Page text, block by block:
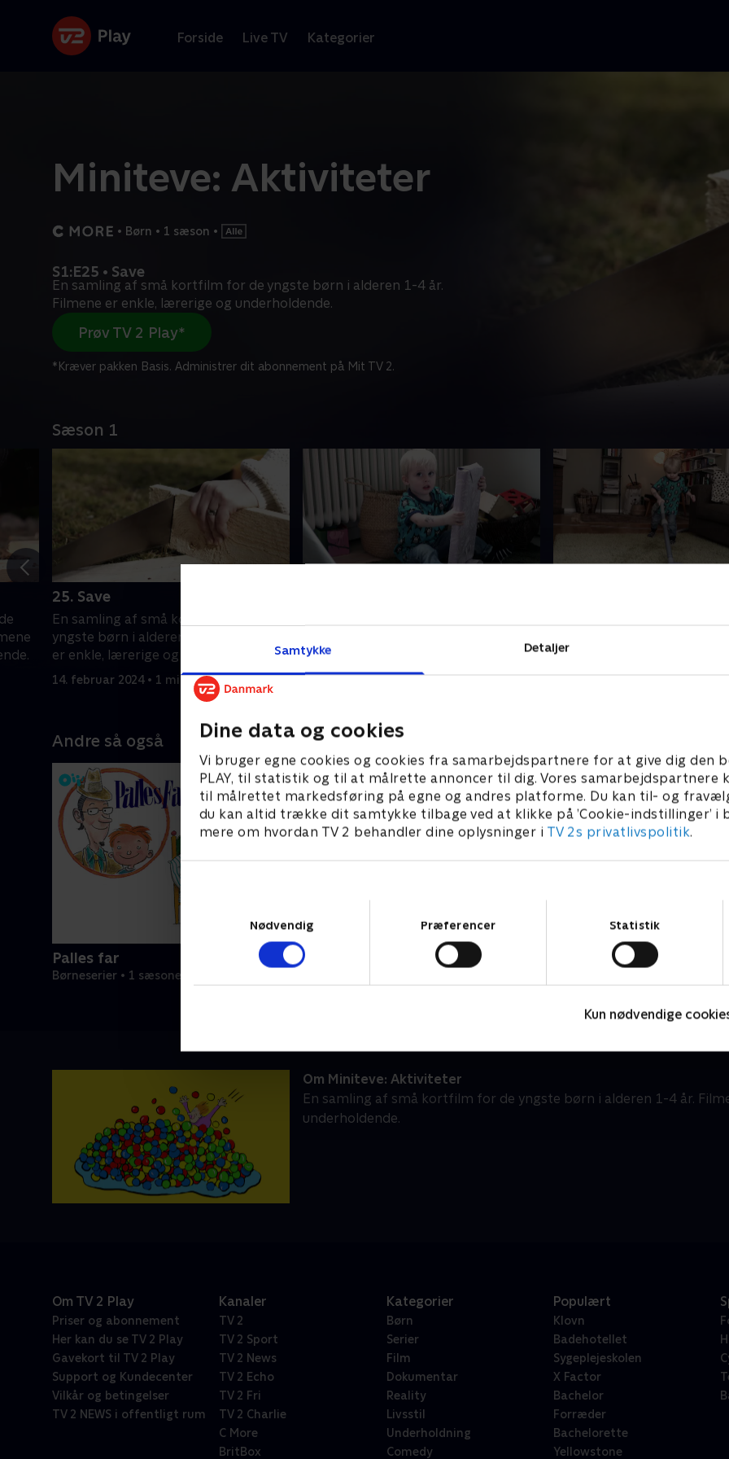
Samtykke Detaljer
Dine data og cookies
Vi bruger egne cookies og cookies fra samarbejdspartnere for at give dig den
PLAY, til statistik og til at målrette annoncer til dig. Vores samarbejdspartnere
til målrettet markedsføring på egne og andres platforme. Du kan til- og
du kan altid trække dit samtykke tilbage ved at klikke på ’Cookie-indstillinger’ i
mere om hvordan TV 2 behandler dine oplysninger i TV 2s privatlivspolitik.
Nødvendig
Præferencer Statistik
Kun nødvendige
Forside Live TV Kategorier
Miniteve: Aktiviteter
• Børn • 1 sæson •
S1:E25 • Save
En samling af små kortfilm for de yngste børn i alderen 1-4 år.
Filmene er enkle, lærerige og underholdende.
Prøv TV 2 Play*
*Kræver pakken Basis. Administrer dit abonnement på Mit TV 2.
Sæson 1
25. Save
En samling af små kortfilm for de
yngste børn i alderen 1-4 år. Filmene
er enkle, lærerige og underholdende.
14. februar 2024 • 1 min
er enkle, lærerige og underholdende.
14. februar 2024 • 1 min
er enkle, lærerige og
Andre så også
Palles far
Børneserier • 1 sæsoner
Sunes verden
Om Miniteve: Aktiviteter
En samling af små kortfilm for de yngste børn i alderen 1-4 år.
underholdende.
Om TV 2 Play
Priser og abonnement
Her kan du se TV 2 Play
Gavekort til TV 2 Play
Support og Kundecenter
Vilkår og betingelser
TV 2 NEWS i offentligt rum
Kanaler
TV 2
TV 2 Sport
TV 2 News
TV 2 Echo
TV 2 Fri
TV 2 Charlie
C More
BritBox
Kategorier
Børn
Serier
Film
Dokumentar
Reality
Livsstil
Underholdning
Comedy
Populært
Klovn
Badehotellet
Sygeplejeskolen
X Factor
Bachelor
Forræder
Bachelorette
Yellowstone